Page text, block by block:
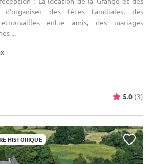
des fêtes familiales, des
entre amis, des mariages
...
5.0 (3)
HISTORIQUE